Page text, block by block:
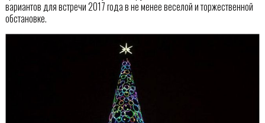
вариантов для встречи 2017 года в не менее веселой и торжественной
обстановке.